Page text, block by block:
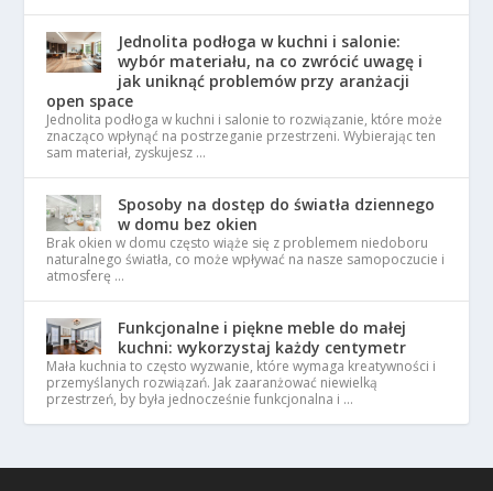
Jednolita podłoga w kuchni i salonie:
wybór materiału, na co zwrócić uwagę i
jak uniknąć problemów przy aranżacji
open space
Jednolita podłoga w kuchni i salonie to rozwiązanie, które może
znacząco wpłynąć na postrzeganie przestrzeni. Wybierając ten
sam materiał, zyskujesz …
Sposoby na dostęp do światła dziennego
w domu bez okien
Brak okien w domu często wiąże się z problemem niedoboru
naturalnego światła, co może wpływać na nasze samopoczucie i
atmosferę …
Funkcjonalne i piękne meble do małej
kuchni: wykorzystaj każdy centymetr
Mała kuchnia to często wyzwanie, które wymaga kreatywności i
przemyślanych rozwiązań. Jak zaaranżować niewielką
przestrzeń, by była jednocześnie funkcjonalna i …